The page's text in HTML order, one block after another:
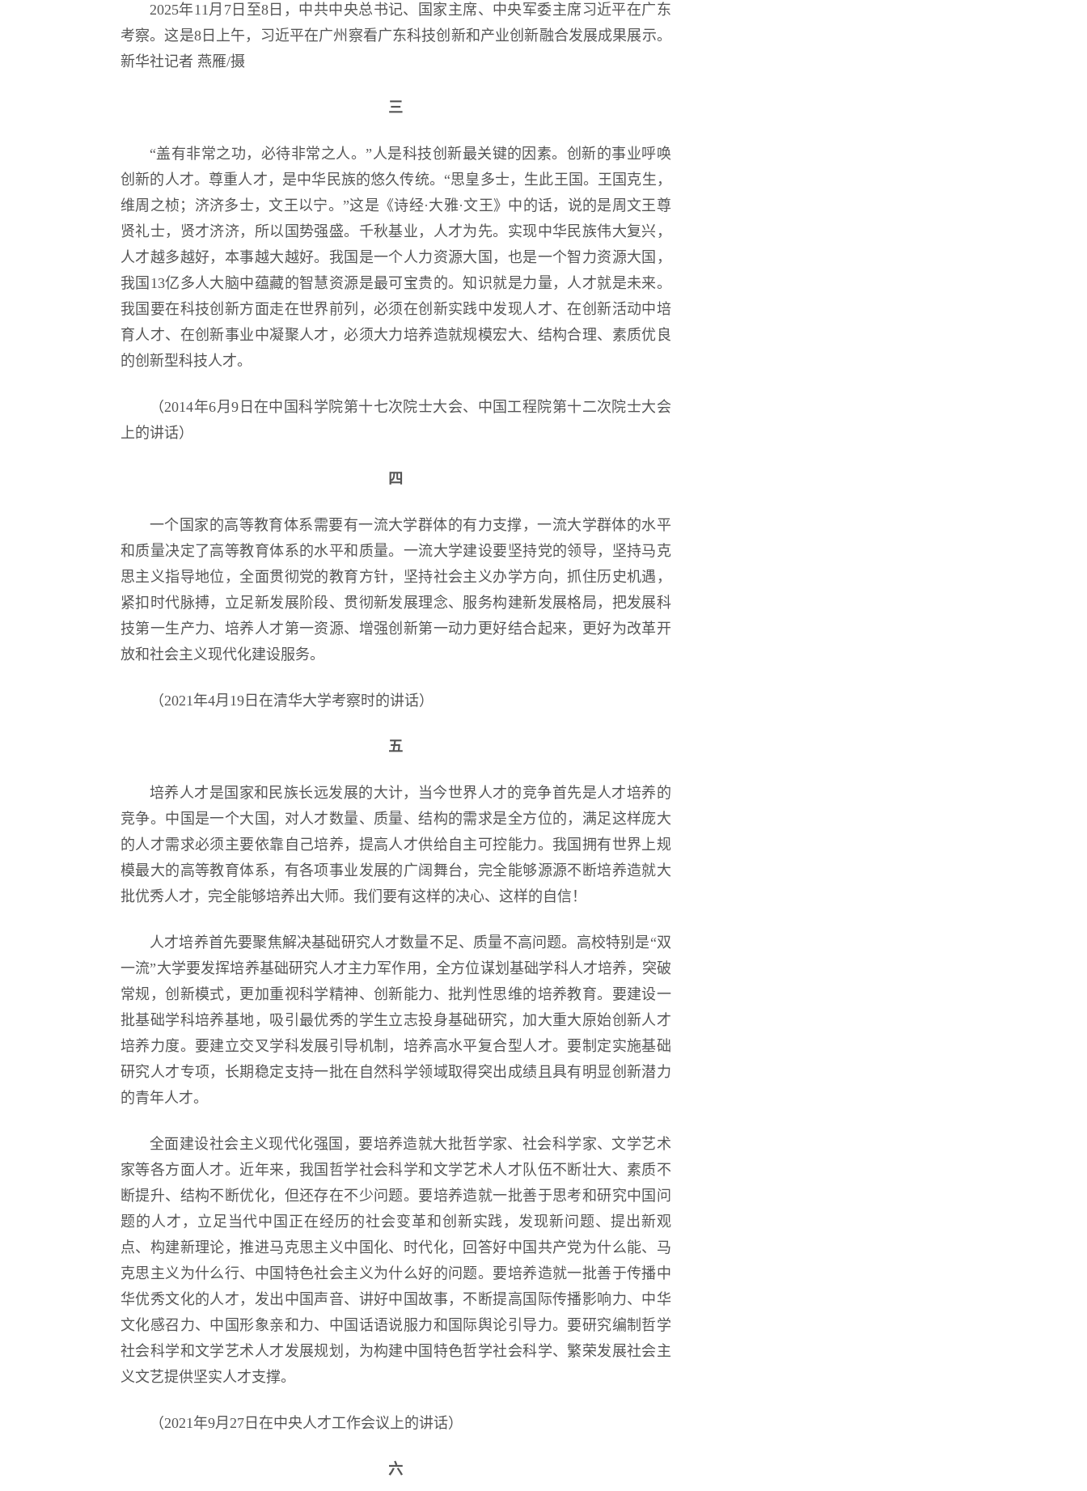
2025年11月7日至8日，中共中央总书记、国家主席、中央军委主席习近平在广东
考察。这是8日上午，习近平在广州察看广东科技创新和产业创新融合发展成果展示。
新华社记者 燕雁/摄
三
“盖有非常之功，必待非常之人。”人是科技创新最关键的因素。创新的事业呼唤
创新的人才。尊重人才，是中华民族的悠久传统。“思皇多士，生此王国。王国克生，
维周之桢；济济多士，文王以宁。”这是《诗经·大雅·文王》中的话，说的是周文王尊
贤礼士，贤才济济，所以国势强盛。千秋基业，人才为先。实现中华民族伟大复兴，
人才越多越好，本事越大越好。我国是一个人力资源大国，也是一个智力资源大国，
我国13亿多人大脑中蕴藏的智慧资源是最可宝贵的。知识就是力量，人才就是未来。
我国要在科技创新方面走在世界前列，必须在创新实践中发现人才、在创新活动中培
育人才、在创新事业中凝聚人才，必须大力培养造就规模宏大、结构合理、素质优良
的创新型科技人才。
（2014年6月9日在中国科学院第十七次院士大会、中国工程院第十二次院士大会
上的讲话）
四
一个国家的高等教育体系需要有一流大学群体的有力支撑，一流大学群体的水平
和质量决定了高等教育体系的水平和质量。一流大学建设要坚持党的领导，坚持马克
思主义指导地位，全面贯彻党的教育方针，坚持社会主义办学方向，抓住历史机遇，
紧扣时代脉搏，立足新发展阶段、贯彻新发展理念、服务构建新发展格局，把发展科
技第一生产力、培养人才第一资源、增强创新第一动力更好结合起来，更好为改革开
放和社会主义现代化建设服务。
（2021年4月19日在清华大学考察时的讲话）
五
培养人才是国家和民族长远发展的大计，当今世界人才的竞争首先是人才培养的
竞争。中国是一个大国，对人才数量、质量、结构的需求是全方位的，满足这样庞大
的人才需求必须主要依靠自己培养，提高人才供给自主可控能力。我国拥有世界上规
模最大的高等教育体系，有各项事业发展的广阔舞台，完全能够源源不断培养造就大
批优秀人才，完全能够培养出大师。我们要有这样的决心、这样的自信！
人才培养首先要聚焦解决基础研究人才数量不足、质量不高问题。高校特别是“双
一流”大学要发挥培养基础研究人才主力军作用，全方位谋划基础学科人才培养，突破
常规，创新模式，更加重视科学精神、创新能力、批判性思维的培养教育。要建设一
批基础学科培养基地，吸引最优秀的学生立志投身基础研究，加大重大原始创新人才
培养力度。要建立交叉学科发展引导机制，培养高水平复合型人才。要制定实施基础
研究人才专项，长期稳定支持一批在自然科学领域取得突出成绩且具有明显创新潜力
的青年人才。
全面建设社会主义现代化强国，要培养造就大批哲学家、社会科学家、文学艺术
家等各方面人才。近年来，我国哲学社会科学和文学艺术人才队伍不断壮大、素质不
断提升、结构不断优化，但还存在不少问题。要培养造就一批善于思考和研究中国问
题的人才，立足当代中国正在经历的社会变革和创新实践，发现新问题、提出新观
点、构建新理论，推进马克思主义中国化、时代化，回答好中国共产党为什么能、马
克思主义为什么行、中国特色社会主义为什么好的问题。要培养造就一批善于传播中
华优秀文化的人才，发出中国声音、讲好中国故事，不断提高国际传播影响力、中华
文化感召力、中国形象亲和力、中国话语说服力和国际舆论引导力。要研究编制哲学
社会科学和文学艺术人才发展规划，为构建中国特色哲学社会科学、繁荣发展社会主
义文艺提供坚实人才支撑。
（2021年9月27日在中央人才工作会议上的讲话）
六